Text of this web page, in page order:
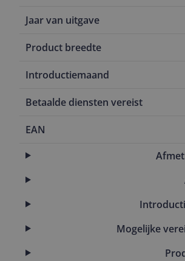
Jaar van uitgave
Product breedte
Introductiemaand
Betaalde diensten vereist
EAN
Mogelijke